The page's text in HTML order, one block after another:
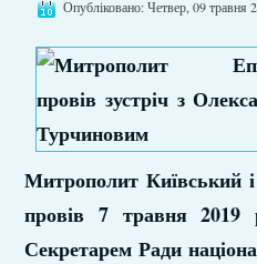
Опубліковано: Четвер, 09 травня
Митрополит Київський і
провів 7 травня 2019
Секретарем Ради